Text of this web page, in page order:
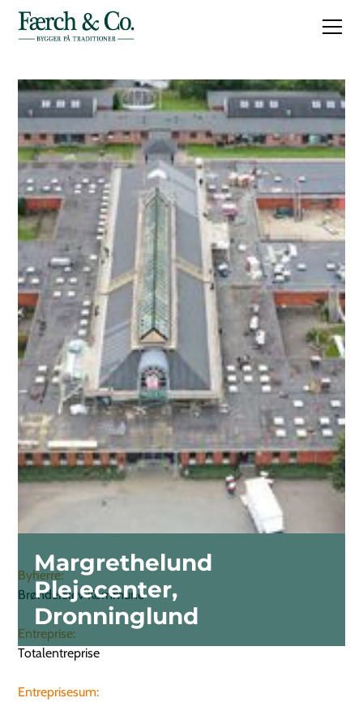
Margrethelund
Plejecenter,
Dronninglund
Byherre:
Brønderslev Kommune
Entreprise:
Totalentreprise
Entreprisesum: